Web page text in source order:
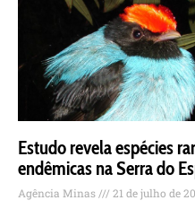
Estudo revela espécies
endêmicas na Serra do
Agência Minas 21 de julho de